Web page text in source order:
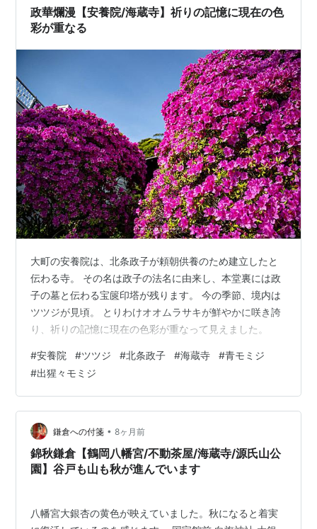
政華爛漫【安養院/海蔵寺】祈りの記憶に現在の色
彩が重なる
大町の安養院は、北条政子が頼朝供養のため建立したと
伝わる寺。 その名は政子の法名に由来し、本堂裏には政
子の墓と伝わる宝篋印塔が残ります。 今の季節、境内は
ツツジが見頃。 とりわけオオムラサキが鮮やかに咲き誇
り、祈りの記憶に現在の色彩が重なって見えました。
#安養院 #ツツジ #北条政子 #海蔵寺 #青モミジ
#出猩々モミジ
鎌倉への付箋 • 8ヶ月前
錦秋鎌倉【鶴岡八幡宮/不動茶屋/海蔵寺/源氏山公
園】谷戸も山も秋が進んでいます